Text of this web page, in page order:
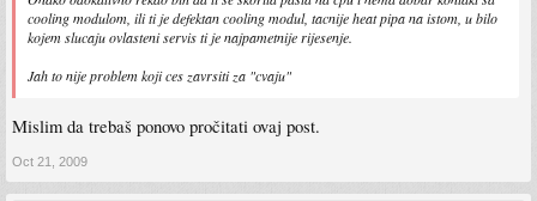
cooling modulom, ili ti je defektan cooling modul, tacnije heat pipa na istom, u bilo
kojem slucaju ovlasteni servis ti je najpametnije rijesenje.
Jah to nije problem koji ces zavrsiti za "cvaju"
Mislim da trebaš ponovo pročitati ovaj post.
Oct 21, 2009